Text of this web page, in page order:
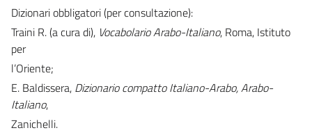
Dizionari obbligatori (per consultazione):
Traini R. (a cura di), Vocabolario Arabo-Italiano, Roma, Istituto
per
l’Oriente;
E. Baldissera, Dizionario compatto Italiano-Arabo, Arabo-
Italiano,
Zanichelli.